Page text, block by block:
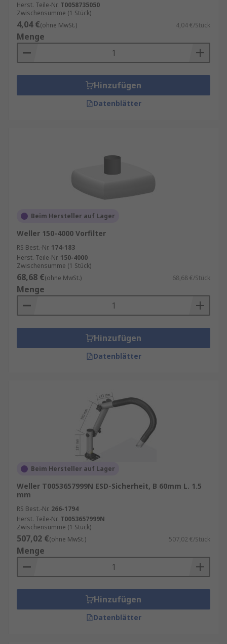
Herst. Teile-Nr. T0058735050
Zwischensumme (1 Stück)
4,04 €(ohne MwSt.) 4,04 €/Stück
Menge
Hinzufügen
Datenblätter
Beim Hersteller auf Lager
Weller 150-4000 Vorfilter
RS Best.-Nr. 174-183
Herst. Teile-Nr. 150-4000
Zwischensumme (1 Stück)
68,68 €(ohne MwSt.) 68,68 €/Stück
Menge
Hinzufügen
Datenblätter
Beim Hersteller auf Lager
Weller T0053657999N ESD-Sicherheit, B 60mm L. 1.5
mm
RS Best.-Nr. 266-1794
Herst. Teile-Nr. T0053657999N
Zwischensumme (1 Stück)
507,02 €(ohne MwSt.) 507,02 €/Stück
Menge
Hinzufügen
Datenblätter